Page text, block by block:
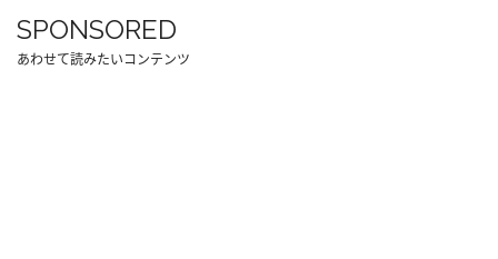
SPONSORED
あわせて読みたいコンテンツ